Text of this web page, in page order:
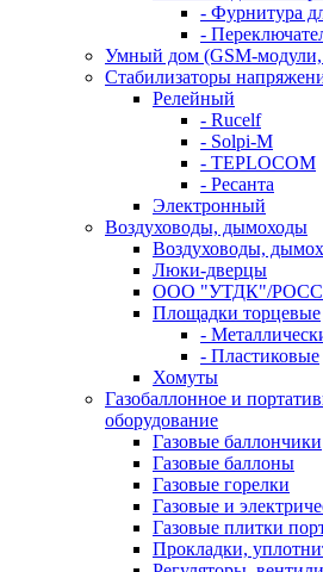
- Фурнитура
-
Умный дом (GSM-модули,
Cтабилизаторы
Релейный
- Rucelf
- Solpi-M
- TEPLOCOM
- Ресанта
Электронный
Воздуховоды, дымоходы
Воздуховоды,
Люки-дверцы
ООО "УТДК"/
Площадки торцевые
-
- Пластиковые
Хомуты
Газобаллонное и
оборудование
Газовые баллончики
Газовые баллоны
Газовые горелки
Газовые и
Газовые плитки
Прокладки,